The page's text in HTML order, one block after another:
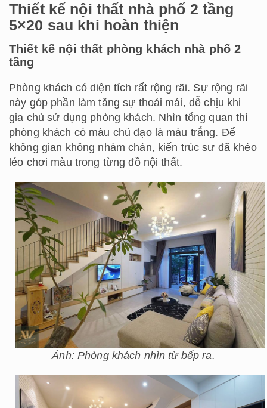
Thiết kế nội thất nhà phố 2 tầng
5×20 sau khi hoàn thiện
Thiết kế nội thất phòng khách nhà phố 2
tầng
Phòng khách có diện tích rất rộng rãi. Sự rộng rãi
này góp phần làm tăng sự thoải mái, dễ chịu khi
gia chủ sử dụng phòng khách. Nhìn tổng quan thì
phòng khách có màu chủ đạo là màu trắng. Để
không gian không nhàm chán, kiến trúc sư đã khéo
léo chơi màu trong từng đồ nội thất.
Ảnh: Phòng khách nhìn từ bếp ra.